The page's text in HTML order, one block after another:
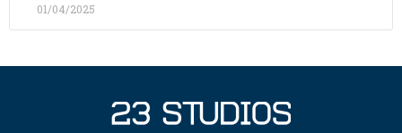
01/04/2025